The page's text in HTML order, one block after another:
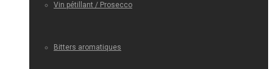
Vin pétillant / Prosecco
Bitters aromatiques